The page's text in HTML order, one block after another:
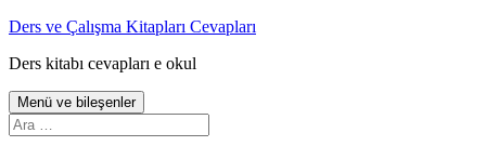
İçeriğe
Ders ve Çalışma Kitapları Cevapları
Ders kitabı cevapları e okul
Menü ve bileşenler
Arama: